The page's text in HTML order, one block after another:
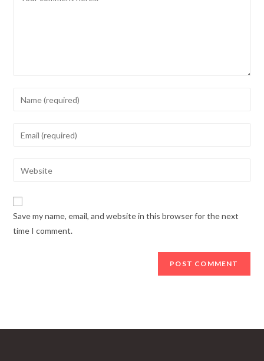
to
address
comment
website
URL
Save my name, email, and website in this browser for the next
time I comment.